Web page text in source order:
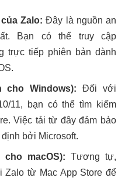
Zalo: Đây là nguồn an
Bạn có thể truy cập
trực tiếp phiên bản dành
cho Windows): Đối với
11, bạn có thể tìm kiếm
Việc tải từ đây đảm bảo
bởi Microsoft.
cho macOS): Tương tự,
Zalo từ Mac App Store để